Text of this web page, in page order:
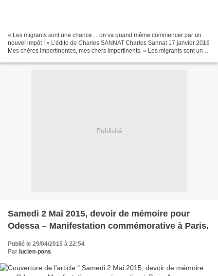
« Les migrants sont une chance… on va quand même commencer par un
nouvel impôt ! » L’édito de Charles SANNAT Charles Sannat 17 janvier 2016
Mes chères impertinentes, mes chers impertinents,​ « Les migrants sont une
Publicité
Samedi 2 Mai 2015, devoir de mémoire pour
Odessa – Manifestation commémorative à Paris.
Publié le 29/04/2015 à 22:54
Par lucien-pons